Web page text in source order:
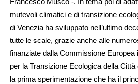
Francesco Musco -. In tema poi di
mutevoli climatici e di transizione
di Venezia ha sviluppato nell’ultimo
tutte le scale, grazie anche alle
finanziate dalla Commissione Europea
per la Transizione Ecologica della Città
la prima sperimentazione che ha il